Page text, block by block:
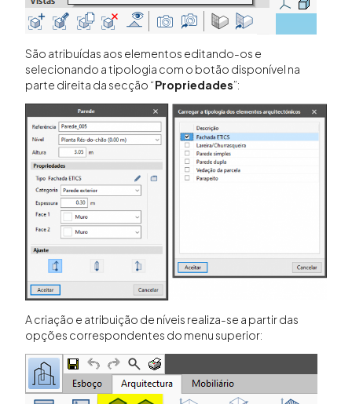
São atribuídas aos elementos editando-os e
selecionando a tipologia com o botão disponível na
parte direita da secção “Propriedades”:
A criação e atribuição de níveis realiza-se a partir das
opções correspondentes do menu superior: